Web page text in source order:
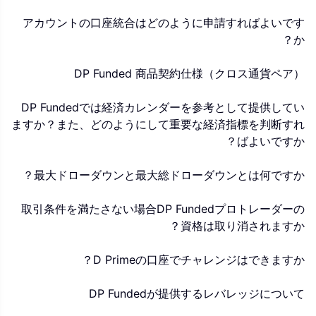
アカウントの口座統合はどのように申請すればよいです
か？
DP Funded 商品契約仕様（クロス通貨ペア）
DP Fundedでは経済カレンダーを参考として提供してい
ますか？また、どのようにして重要な経済指標を判断すれ
ばよいですか？
最大ドローダウンと最大総ドローダウンとは何ですか？
取引条件を満たさない場合DP Fundedプロトレーダーの
資格は取り消されますか？
D Primeの口座でチャレンジはできますか？
DP Fundedが提供するレバレッジについて